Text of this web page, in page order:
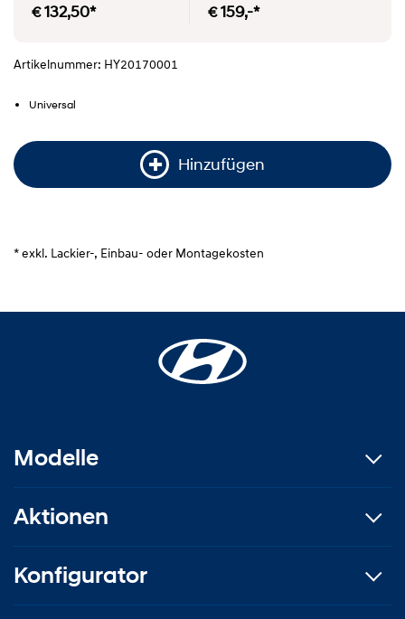
€ 132,50* € 159,-*
Artikelnummer: HY20170001
Universal
Hinzufügen
* exkl. Lackier-, Einbau- oder Montagekosten
Modelle
Aktionen
Konfigurator